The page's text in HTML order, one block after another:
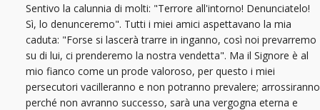
Sentivo la calunnia di molti: "Terrore all'intorno! Denunciatelo!
Sì, lo denunceremo". Tutti i miei amici aspettavano la mia
caduta: "Forse si lascerà trarre in inganno, così noi prevarremo
su di lui, ci prenderemo la nostra vendetta". Ma il Signore è al
mio fianco come un prode valoroso, per questo i miei
persecutori vacilleranno e non potranno prevalere; arrossiranno
perché non avranno successo, sarà una vergogna eterna e